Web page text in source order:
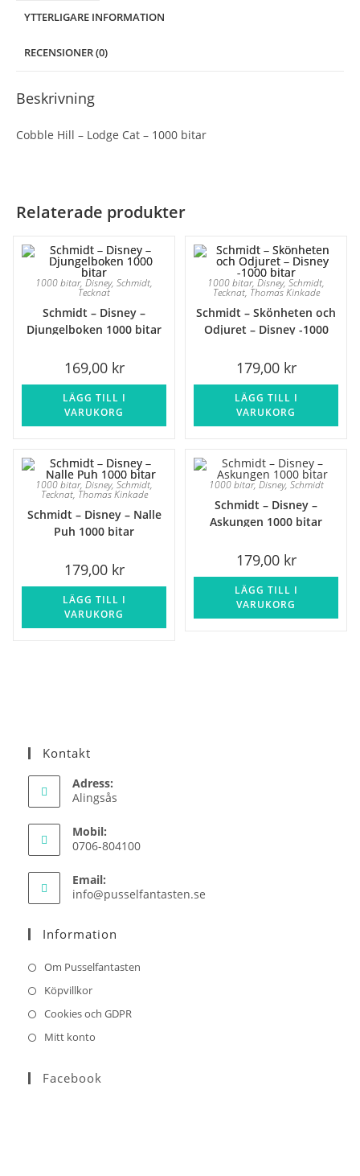
YTTERLIGARE INFORMATION
RECENSIONER (0)
Beskrivning
Cobble Hill – Lodge Cat – 1000 bitar
Relaterade produkter
1000 bitar, Disney, Schmidt,
Tecknat
Schmidt – Disney –
Djungelboken 1000 bitar
169,00 kr
LÄGG TILL I
VARUKORG
1000 bitar, Disney, Schmidt,
Tecknat, Thomas Kinkade
Schmidt – Skönheten och
Odjuret – Disney -1000
179,00 kr
LÄGG TILL I
VARUKORG
1000 bitar, Disney, Schmidt,
Tecknat, Thomas Kinkade
Schmidt – Disney – Nalle
Puh 1000 bitar
179,00 kr
LÄGG TILL I
VARUKORG
1000 bitar, Disney, Schmidt
Schmidt – Disney –
Askungen 1000 bitar
179,00 kr
LÄGG TILL I
VARUKORG
Kontakt
Adress:
Alingsås
Mobil:
0706-804100
Email:
info@pusselfantasten.se
Information
Om Pusselfantasten
Köpvillkor
Cookies och GDPR
Mitt konto
Facebook